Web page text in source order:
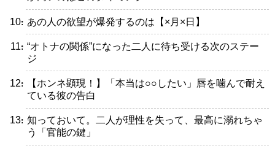
・あの人の欲望が爆発するのは【×月×日】
・“オトナの関係”になった二人に待ち受ける次のステー
ジ
・【ホンネ顕現！】「本当は○○したい」唇を噛んで耐え
ている彼の告白
・知っておいて。二人が理性を失って、最高に溺れちゃ
う「官能の鍵」